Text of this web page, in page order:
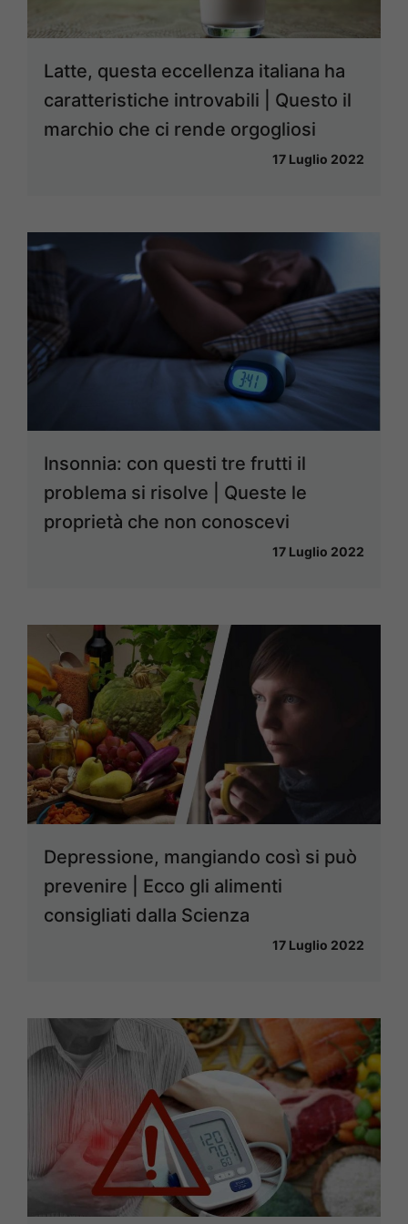
Latte, questa eccellenza italiana ha
caratteristiche introvabili | Questo il
marchio che ci rende orgogliosi
17 Luglio 2022
Insonnia: con questi tre frutti il
problema si risolve | Queste le
proprietà che non conoscevi
17 Luglio 2022
Depressione, mangiando così si può
prevenire | Ecco gli alimenti
consigliati dalla Scienza
17 Luglio 2022